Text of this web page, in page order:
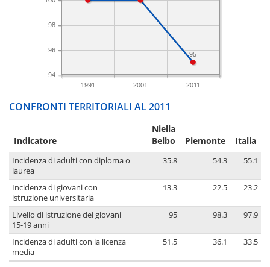
1991 2001 2011
94
96
98
95
CONFRONTI TERRITORIALI AL 2011
Indicatore
Niella
Belbo
Piemonte Italia
Incidenza di adulti con diploma o
laurea
35.8 54.3 55.1
Incidenza di giovani con
istruzione universitaria
13.3 22.5 23.2
Livello di istruzione dei giovani
15-19 anni
95 98.3 97.9
Incidenza di adulti con la licenza
media
51.5 36.1 33.5